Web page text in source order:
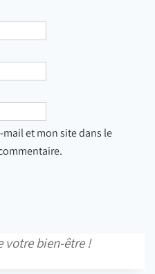
et mon site dans le
votre bien-être !